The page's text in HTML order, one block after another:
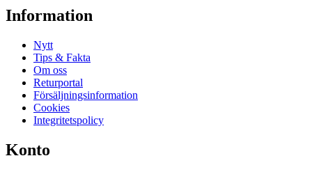
Information
Nytt
Tips & Fakta
Om oss
Returportal
Försäljningsinformation
Cookies
Integritetspolicy
Konto